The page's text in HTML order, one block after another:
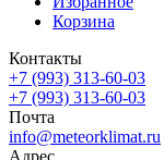
Корзина
Контакты
+7 (993) 313-60-03
+7 (993) 313-60-03
Почта
info@meteorklimat.ru